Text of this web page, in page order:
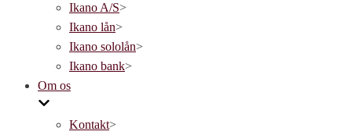
Ikano A/S>
Ikano lån>
Ikano sololån>
Ikano bank>
Om os
Kontakt>